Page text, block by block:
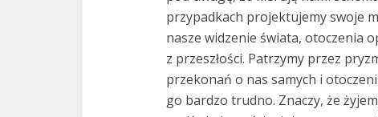
przypadkach projektujemy swoje
nasze widzenie świata, otoczenia
z przeszłości. Patrzymy przez
przekonań o nas samych i
go bardzo trudno. Znaczy, że